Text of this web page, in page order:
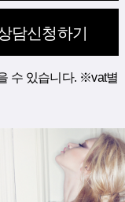
담신청하기
수 있습니다. ※vat별